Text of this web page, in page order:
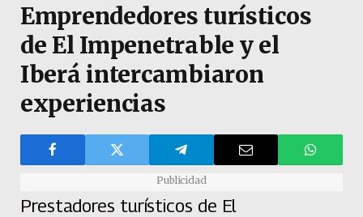
Emprendedores turísticos
de El Impenetrable y el
Iberá intercambiaron
experiencias
Publicidad
Prestadores turísticos de El